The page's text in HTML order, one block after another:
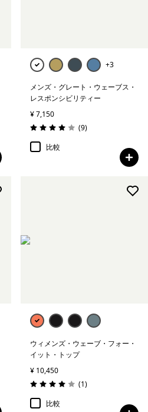
+3
メンズ・グレート・ウェーブス・
レスポンシビリティー
¥ 7,150
評価: 4.0 / 5
(9レビュー
)
比較
ウィメンズ・ウェーブ・フォー・
イット・トップ
¥ 10,450
評価: 4.0 / 5
(1レビュー
)
比較